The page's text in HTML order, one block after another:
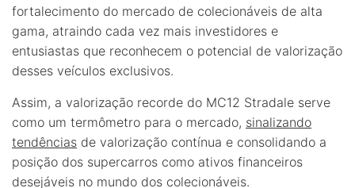
fortalecimento do mercado de colecionáveis de alta
gama, atraindo cada vez mais investidores e
entusiastas que reconhecem o potencial de valorização
desses veículos exclusivos.
Assim, a valorização recorde do MC12 Stradale serve
como um termômetro para o mercado, sinalizando
tendências de valorização contínua e consolidando a
posição dos supercarros como ativos financeiros
desejáveis no mundo dos colecionáveis.